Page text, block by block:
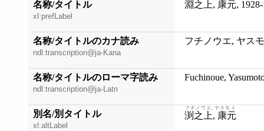
名称/タイトル
xl:prefLabel
淵之上, 康元, 1928-
名称/タイトルのカナ読み
ndl:transcription@ja-Kana
フチノウエ, ヤス
名称/タイトルのローマ字読み
ndl:transcription@ja-Latn
Fuchinoue,
別名/別タイトル
xl:altLabel
渕之上, 康元
フチノウエ, ヤスモト